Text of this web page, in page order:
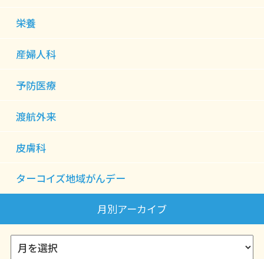
栄養
産婦人科
予防医療
渡航外来
皮膚科
ターコイズ地域がんデー
月別アーカイブ